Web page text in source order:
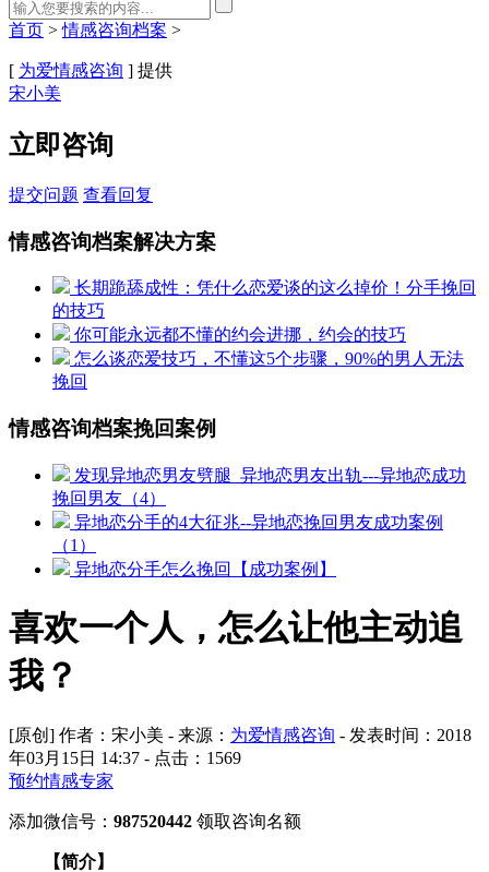
首页 >情感咨询档案 >
[ 为爱情感咨询 ] 提供
宋小美
立即咨询
提交问题 查看回复
情感咨询档案解决方案
长期跪舔成性：凭什么恋爱谈的这么掉价！分手挽回
的技巧
你可能永远都不懂的约会进挪，约会的技巧
怎么谈恋爱技巧，不懂这5个步骤，90%的男人无法
挽回
情感咨询档案挽回案例
发现异地恋男友劈腿_异地恋男友出轨---异地恋成功
挽回男友（4）
异地恋分手的4大征兆--异地恋挽回男友成功案例
（1）
异地恋分手怎么挽回【成功案例】
喜欢一个人，怎么让他主动追
我？
[原创] 作者：宋小美 - 来源： 为爱情感咨询 - 发表时间：2018
年03月15日 14:37 - 点击： 1569
预约情感专家
添加微信号： 987520442 领取咨询名额
【简介】